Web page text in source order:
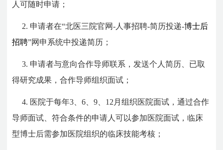
人可随时申请；
2. 申请者在“北医三院官网-人事招聘-简历投递-博士后
招聘”网申系统中投递简历；
3. 申请者与意向合作导师联系，发送个人简历、已取
得研究成果，合作导师组织面试；
4. 医院于每年3、6、9、12月组织医院面试，通过合作
导师面试、符合条件的申请人可以参加医院面试，临床
型博士后需参加医院组织的临床技能考核；